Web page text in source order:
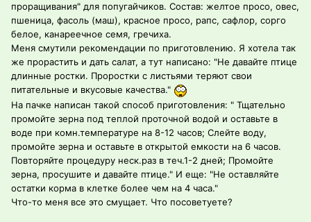
проращивания" для попугайчиков. Состав: желтое просо, овес,
пшеница, фасоль (маш), красное просо, рапс, сафлор, сорго
белое, канареечное семя, гречиха.
Меня смутили рекомендации по приготовлению. Я хотела так
же прорастить и дать салат, а тут написано: "Не давайте птице
длинные ростки. Проростки с листьями теряют свои
питательные и вкусовые качества."
На пачке написан такой способ приготовления: " Тщательно
промойте зерна под теплой проточной водой и оставьте в
воде при комн.температуре на 8-12 часов; Слейте воду,
промойте зерна и оставьте в открытой емкости на 6 часов.
Повторяйте процедуру неск.раз в теч.1-2 дней; Промойте
зерна, просушите и давайте птице." И еще: "Не оставляйте
остатки корма в клетке более чем на 4 часа."
Что-то меня все это смущает. Что посоветуете?